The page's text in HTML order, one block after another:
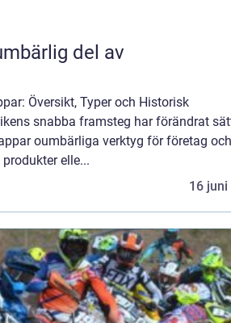
del av
Översikt, Typer och Historisk
snabba framsteg har förändrat
oumbärliga verktyg för företag och
elle...
16 juni